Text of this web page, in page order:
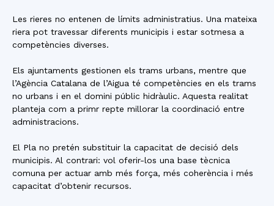
Les rieres no entenen de límits administratius. Una mateixa
riera pot travessar diferents municipis i estar sotmesa a
competències diverses.
Els ajuntaments gestionen els trams urbans, mentre que
l’Agència Catalana de l’Aigua té competències en els trams
no urbans i en el domini públic hidràulic. Aquesta realitat
planteja com a primr repte millorar la coordinació entre
administracions.
El Pla no pretén substituir la capacitat de decisió dels
municipis. Al contrari: vol oferir-los una base tècnica
comuna per actuar amb més força, més coherència i més
capacitat d’obtenir recursos.